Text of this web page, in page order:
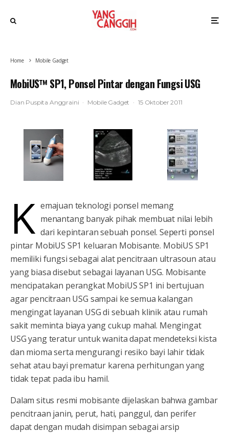
Home Mobile Gadget
MobiUS™ SP1, Ponsel Pintar dengan Fungsi USG
Dian Puspita Anggraini · Mobile Gadget · 15 Oktober 2011
K emajuan teknologi ponsel memang
menantang banyak pihak membuat nilai lebih
dari kepintaran sebuah ponsel. Seperti ponsel
pintar MobiUS SP1 keluaran Mobisante. MobiUS SP1
memiliki fungsi sebagai alat pencitraan ultrasoun atau
yang biasa disebut sebagai layanan USG. Mobisante
mencipatakan perangkat MobiUS SP1 ini bertujuan
agar pencitraan USG sampai ke semua kalangan
mengingat layanan USG di sebuah klinik atau rumah
sakit meminta biaya yang cukup mahal. Mengingat
USG yang teratur untuk wanita dapat mendeteksi kista
dan mioma serta mengurangi resiko bayi lahir tidak
sehat atau bayi prematur karena perhitungan yang
tidak tepat pada ibu hamil.
Dalam situs resmi mobisante dijelaskan bahwa gambar
pencitraan janin, perut, hati, panggul, dan perifer
dapat dengan mudah disimpan sebagai arsip